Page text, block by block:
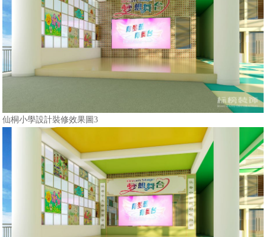
仙桐小學設計裝修效果圖3